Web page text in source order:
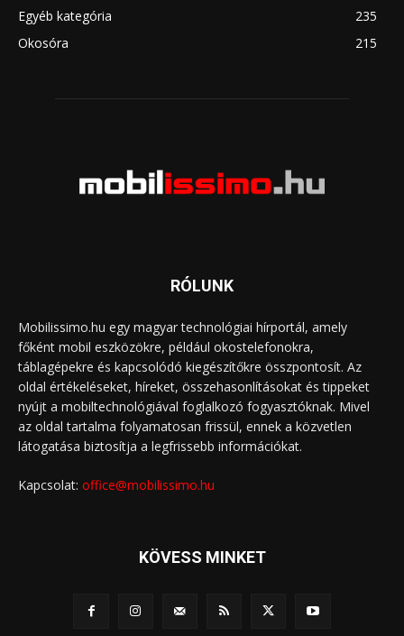
Egyéb kategória
235
Okosóra
215
RÓLUNK
Mobilissimo.hu egy magyar technológiai hírportál, amely
főként mobil eszközökre, például okostelefonokra,
táblagépekre és kapcsolódó kiegészítőkre összpontosít. Az
oldal értékeléseket, híreket, összehasonlításokat és tippeket
nyújt a mobiltechnológiával foglalkozó fogyasztóknak. Mivel
az oldal tartalma folyamatosan frissül, ennek a közvetlen
látogatása biztosítja a legfrissebb információkat.
Kapcsolat: office@mobilissimo.hu
KÖVESS MINKET